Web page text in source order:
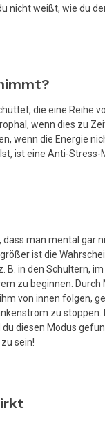
nicht weißt, wie du
die eine Reihe
wenn dies zu
wenn die Energie
ist eine Anti-
man mental
ist die
in den Schultern,
zu beginnen.
von innen folgen,
zu
diesen Modus
sein!